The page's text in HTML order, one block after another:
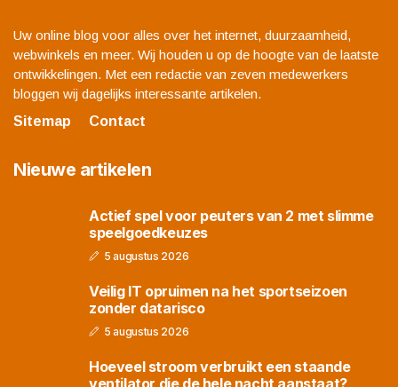
Uw online blog voor alles over het internet, duurzaamheid,
webwinkels en meer. Wij houden u op de hoogte van de laatste
ontwikkelingen. Met een redactie van zeven medewerkers
bloggen wij dagelijks interessante artikelen.
Sitemap
Contact
Nieuwe artikelen
Actief spel voor peuters van 2 met slimme
speelgoedkeuzes
5 augustus 2026
Veilig IT opruimen na het sportseizoen
zonder datarisco
5 augustus 2026
Hoeveel stroom verbruikt een staande